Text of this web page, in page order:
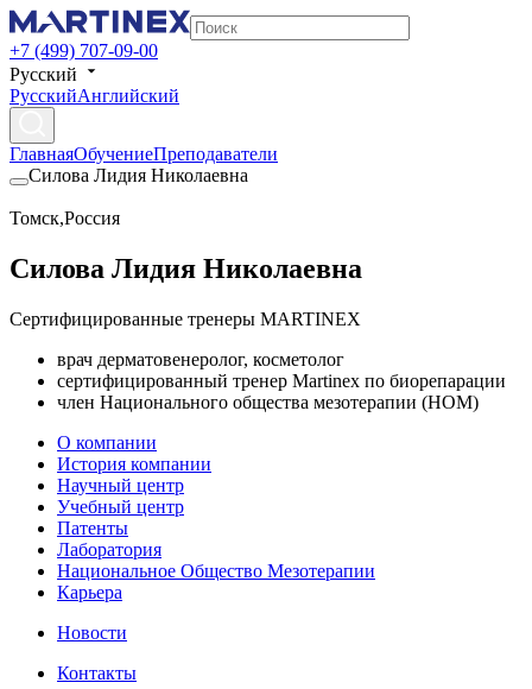
+7 (499) 707-09-00
Русский
РусскийАнглийский
ГлавнаяОбучениеПреподаватели
Силова Лидия Николаевна
Томск,Россия
Силова Лидия Николаевна
Сертифицированные тренеры MARTINEX
врач дерматовенеролог, косметолог
сертифицированный тренер Martinex по биорепарации
член Национального общества мезотерапии (НОМ)
О компании
История компании
Научный центр
Учебный центр
Патенты
Лаборатория
Национальное Общество Мезотерапии
Карьера
Новости
Контакты